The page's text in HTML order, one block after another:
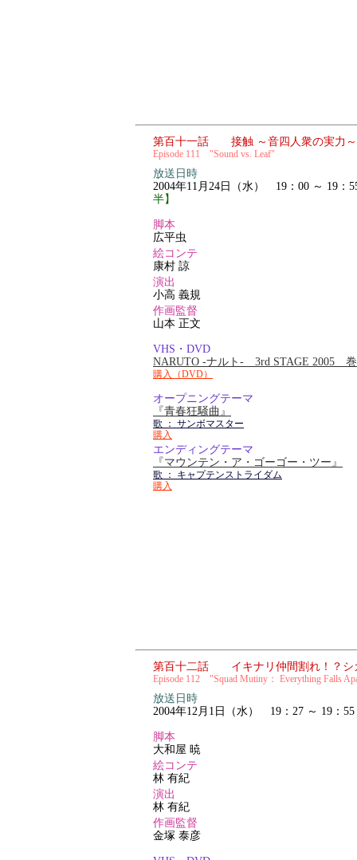
第百十一話 接触 ～音四人衆の実力～
Episode 111 "Sound vs. Leaf"
放送日時
2004年11月24日（水） 19：00 ～ 19：
半】
脚本
広平虫
絵コンテ
康村 諒
演出
小高 義規
作画監督
山本 正文
VHS・DVD
NARUTO -ナルト- 3rd STAGE 2005
購入（DVD）
オープニングテーマ
『青春狂騒曲』
歌 ： サンボマスター
購入
エンディングテーマ
『マウンテン・ア・ゴーゴー・ツー』
歌 ： キャプテンストライダム
購入
第百十二話 イキナリ仲間割れ！？シ
Episode 112 "Squad Mutiny： Everything Falls
放送日時
2004年12月1日（水） 19：27 ～ 19：55
脚本
大和屋 暁
絵コンテ
林 有紀
演出
林 有紀
作画監督
金塚 泰彦